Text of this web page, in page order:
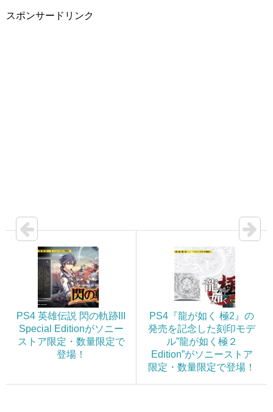
スポンサードリンク
PS4 英雄伝説 閃の軌跡III
Special Editionがソニー
ストア限定・数量限定で
登場！
PS4『龍が如く 極2』の
発売を記念した刻印モデ
ル”龍が如く極２
Edition”がソニーストア
限定・数量限定で登場！